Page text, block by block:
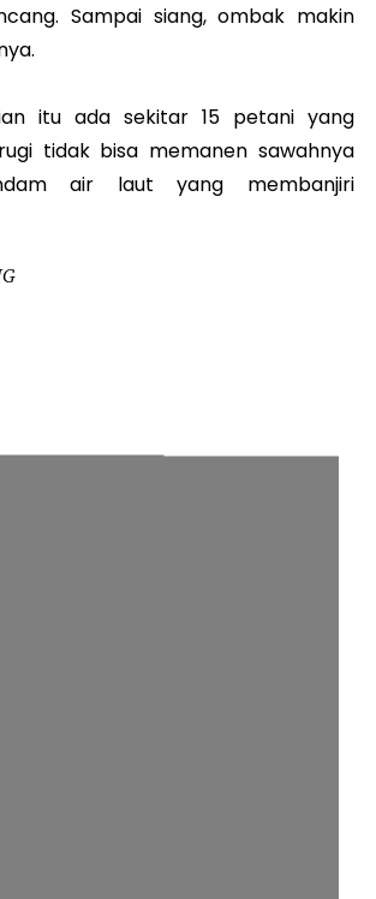
Sampai siang, ombak makin
itu ada sekitar 15 petani yang
tidak bisa memanen sawahnya
air laut yang membanjiri